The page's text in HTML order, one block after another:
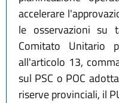
accelerare
le osservazioni su
Comitato Unitario
all'articolo 13,
sul PSC o POC
riserve provinciali, il